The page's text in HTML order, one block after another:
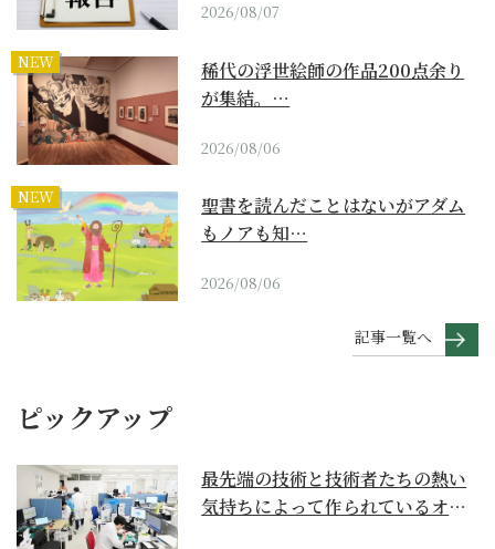
2026/08/07
NEW
稀代の浮世絵師の作品200点余り
が集結。…
2026/08/06
NEW
聖書を読んだことはないがアダム
もノアも知…
2026/08/06
記事一覧へ
ピックアップ
最先端の技術と技術者たちの熱い
気持ちによって作られているオー